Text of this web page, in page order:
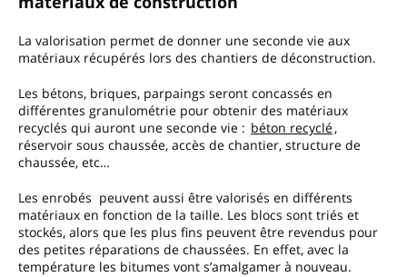
La valorisation permet de donner une seconde vie aux
matériaux récupérés lors des chantiers de déconstruction.
Les bétons, briques, parpaings seront concassés en
différentes granulométrie pour obtenir des matériaux
recyclés qui auront une seconde vie : béton recyclé ,
réservoir sous chaussée, accès de chantier, structure de
chaussée, etc…
Les enrobés peuvent aussi être valorisés en différents
matériaux en fonction de la taille. Les blocs sont triés et
stockés, alors que les plus fins peuvent être revendus pour
des petites réparations de chaussées. En effet, avec la
température les bitumes vont s’amalgamer à nouveau.